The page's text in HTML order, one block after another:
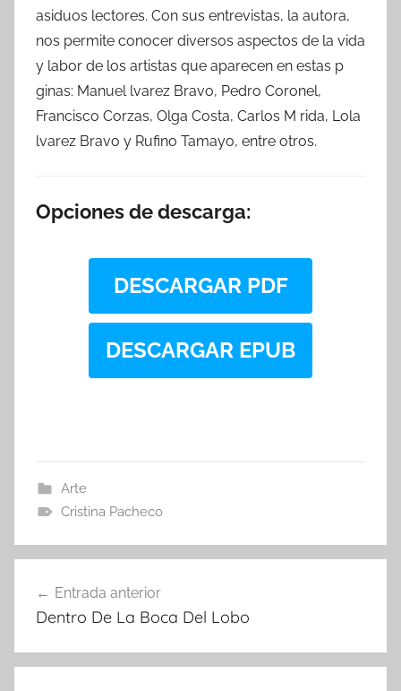
asiduos lectores. Con sus entrevistas, la autora,
nos permite conocer diversos aspectos de la vida
y labor de los artistas que aparecen en estas p
ginas: Manuel lvarez Bravo, Pedro Coronel,
Francisco Corzas, Olga Costa, Carlos M rida, Lola
lvarez Bravo y Rufino Tamayo, entre otros.
Opciones de descarga:
DESCARGAR PDF
DESCARGAR EPUB
Arte
Cristina Pacheco
de
Entrada anterior
Dentro De La Boca Del Lobo